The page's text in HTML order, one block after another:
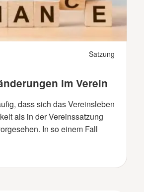
Satzung
im Verein
dass sich das Vereinsleben
als in der Vereinssatzung
In so einem Fall